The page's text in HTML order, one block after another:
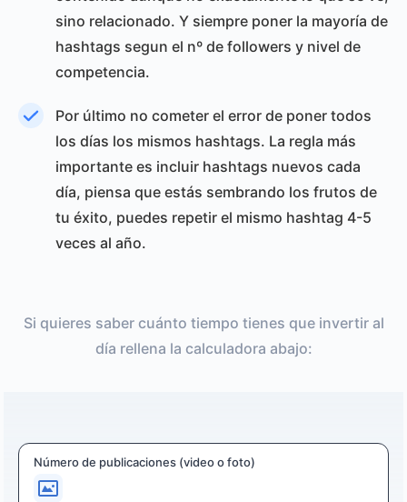
sino relacionado. Y siempre poner la mayoría de
hashtags segun el nº de followers y nivel de
competencia.
Por último no cometer el error de poner todos
los días los mismos hashtags. La regla más
importante es incluir hashtags nuevos cada
día, piensa que estás sembrando los frutos de
tu éxito, puedes repetir el mismo hashtag 4-5
veces al año.
Si quieres saber cuánto tiempo tienes que invertir al
día rellena la calculadora abajo:
Número de publicaciones (video o foto)